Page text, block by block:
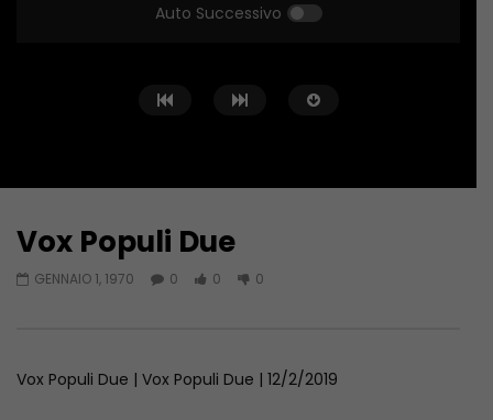
Auto Successivo
Vox Populi Due
GENNAIO 1, 1970 0 0 0
Vox Populi Due | Vox Populi Due | 12/2/2019